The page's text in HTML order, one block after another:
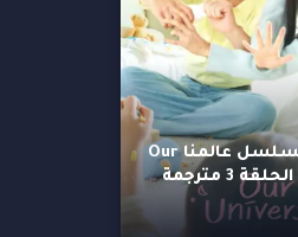
مشاهدة مسلسل عالمنا Our